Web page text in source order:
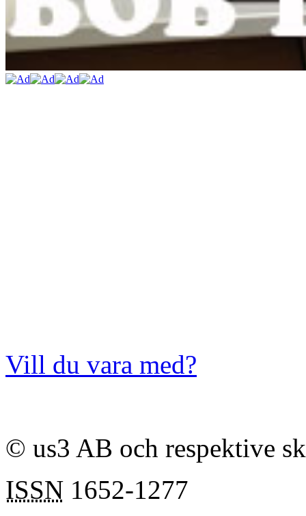
Vill du vara med?
© us3 AB och respektive
ISSN 1652-1277